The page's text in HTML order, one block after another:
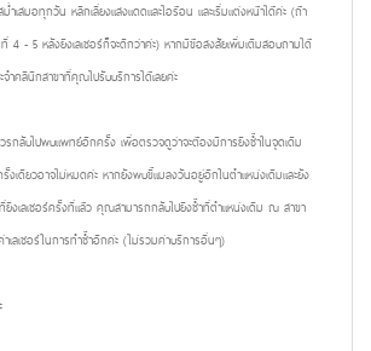
เสมอทุกวัน หลีกเลี่ยงแสงแดดและไอร้อน และเริ่มแต่งหน้าได้ค่ะ (ถ้า
4 - 5 หลังยิงเลเซอร์ก็จะดีกว่าค่ะ) หากมีข้อสงสัยเพิ่มเติมสอบถามได้
ำคลินิกสาขาที่คุณไปรับบริการได้เลยค่ะ
รกลับไปพบแพทย์อีกครั้ง เพื่อตรวจดูว่าจะต้องมีการยิงซ้ำในจุดเดิม
รั้งเดียวอาจไม่หมดค่ะ หากยังพบขี้แมลงวันอยู่อีกในตำแหน่งเดิมและยัง
งเลเซอร์ครั้งที่แล้ว คุณสามารถกลับไปยิงซ้ำที่ตำแหน่งเดิม ณ สาขา
าเลเซอร์ในการทำซ้ำอีกค่ะ (ไม่รวมค่าบริการอื่นๆ)